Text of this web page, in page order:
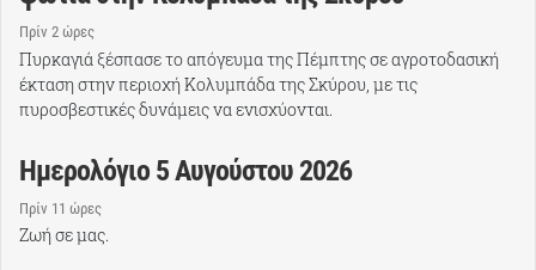
Πρίν 2 ώρες
Πυρκαγιά ξέσπασε το απόγευμα της Πέμπτης σε αγροτοδασική
έκταση στην περιοχή Κολυμπάδα της Σκύρου, με τις
πυροσβεστικές δυνάμεις να ενισχύονται.
Ημερολόγιο 5 Αυγούστου 2026
Πρίν 11 ώρες
Ζωή σε μας.